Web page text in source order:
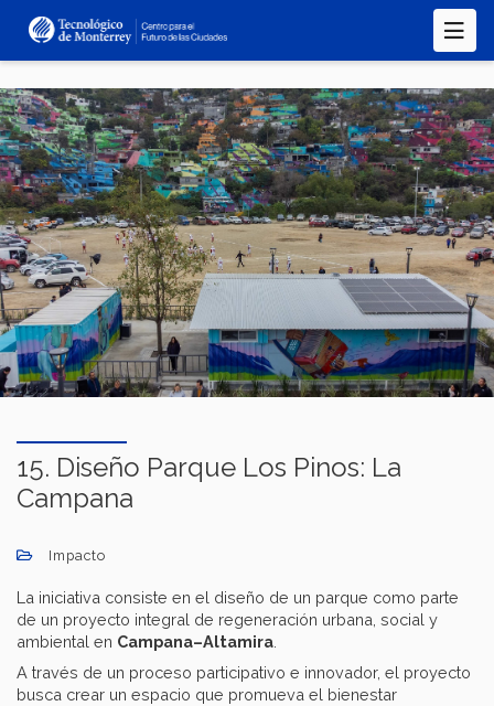
15. Diseño Parque Los Pinos: La
Campana
Impacto
La iniciativa consiste en el diseño de un parque como parte
de un proyecto integral de regeneración urbana, social y
ambiental en Campana–Altamira
A través de un proceso participativo e innovador, el proyecto
busca crear un espacio que promueva el bienestar